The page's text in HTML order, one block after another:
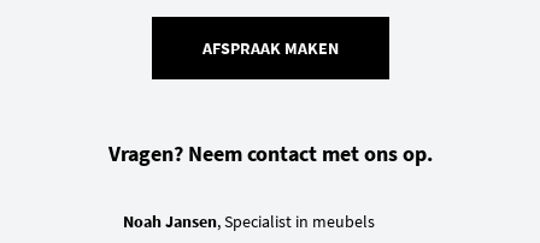
AFSPRAAK MAKEN
Vragen? Neem contact met ons op.
Noah Jansen, Specialist in meubels